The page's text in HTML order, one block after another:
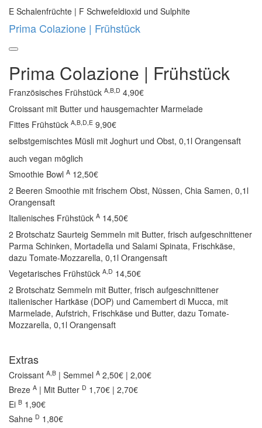
E Schalenfrüchte | F Schwefeldioxid und Sulphite
Prima Colazione | Frühstück
Prima Colazione | Frühstück
Französisches Frühstück A,B,D 4,90€
Croissant mit Butter und hausgemachter Marmelade
Fittes Frühstück A,B,D,E 9,90€
selbstgemischtes Müsli mit Joghurt und Obst, 0,1l Orangensaft
auch vegan möglich
Smoothie Bowl A 12,50€
2 Beeren Smoothie mit frischem Obst, Nüssen, Chia Samen, 0,1l
Orangensaft
Italienisches Frühstück A 14,50€
2 Brotschatz Saurteig Semmeln mit Butter, frisch aufgeschnittener
Parma Schinken, Mortadella und Salami Spinata, Frischkäse,
dazu Tomate-Mozzarella, 0,1l Orangensaft
Vegetarisches Frühstück A,D 14,50€
2 Brotschatz Semmeln mit Butter, frisch aufgeschnittener
italienischer Hartkäse (DOP) und Camembert di Mucca, mit
Marmelade, Aufstrich, Frischkäse und Butter, dazu Tomate-
Mozzarella, 0,1l Orangensaft
Extras
Croissant A,B | Semmel A 2,50€ | 2,00€
Breze A | Mit Butter D 1,70€ | 2,70€
Ei B 1,90€
Sahne D 1,80€